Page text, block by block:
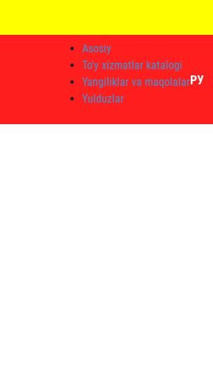
Asosiy
To'y xizmatlar katalogi
Yangiliklar va maqolalar
Yulduzlar
РУ